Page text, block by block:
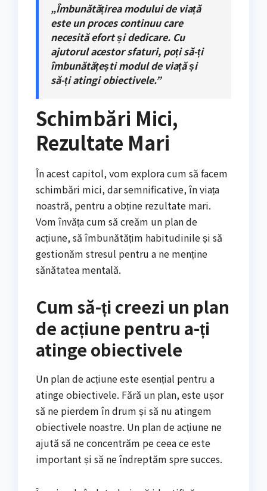
„Îmbunătățirea modului de viață
este un proces continuu care
necesită efort și dedicare. Cu
ajutorul acestor sfaturi, poți să-ți
îmbunătățești modul de viață și
să-ți atingi obiectivele.”
Schimbări Mici,
Rezultate Mari
În acest capitol, vom explora cum să facem
schimbări mici, dar semnificative, în viața
noastră, pentru a obține rezultate mari.
Vom învăța cum să creăm un plan de
acțiune, să îmbunătățim habitudinile și să
gestionăm stresul pentru a ne menține
sănătatea mentală.
Cum să-ți creezi un plan
de acțiune pentru a-ți
atinge obiectivele
Un plan de acțiune este esențial pentru a
atinge obiectivele. Fără un plan, este ușor
să ne pierdem în drum și să nu atingem
obiectivele noastre. Un plan de acțiune ne
ajută să ne concentrăm pe ceea ce este
important și să ne îndreptăm spre succes.